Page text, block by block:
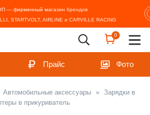
— фирменный магазин брендов
STARTVOLT, AIRLINE и CARVILLE RACING
0
Прайс Фото
Автомобильные аксессуары » Зарядки в
в прикуриватель